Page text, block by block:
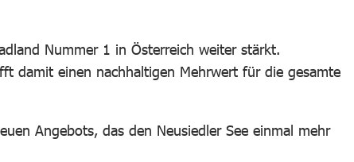
Nummer 1 in Österreich weiter stärkt.
damit einen nachhaltigen Mehrwert für die gesamte
Angebots, das den Neusiedler See einmal mehr